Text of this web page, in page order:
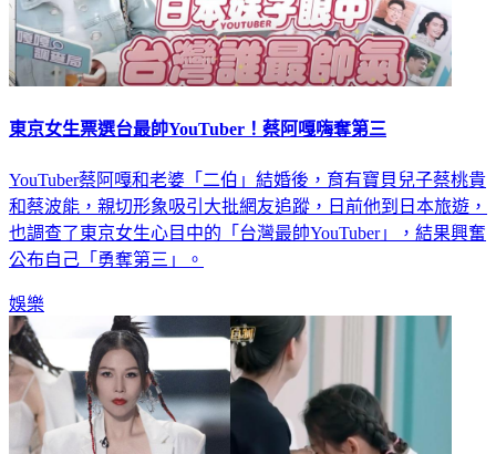
東京女生票選台最帥YouTuber！蔡阿嘎嗨奪第三
YouTuber蔡阿嘎和老婆「二伯」結婚後，育有寶貝兒子蔡桃貴
和蔡波能，親切形象吸引大批網友追蹤，日前他到日本旅遊，
也調查了東京女生心目中的「台灣最帥YouTuber」，結果興奮
公布自己「勇奪第三」。
娛樂